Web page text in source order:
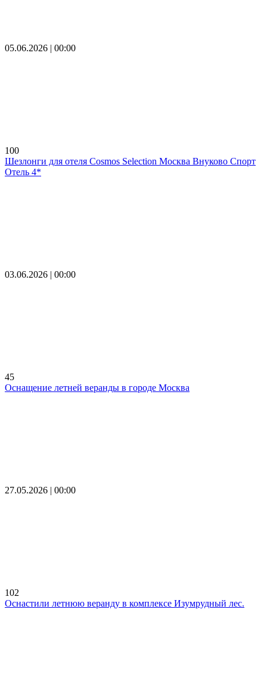
05.06.2026 | 00:00
100
Шезлонги для отеля Cosmos Selection Москва Внуково Спорт
Отель 4*
03.06.2026 | 00:00
45
Оснащение летней веранды в городе Москва
27.05.2026 | 00:00
102
Оснастили летнюю веранду в комплексе Изумрудный лес.